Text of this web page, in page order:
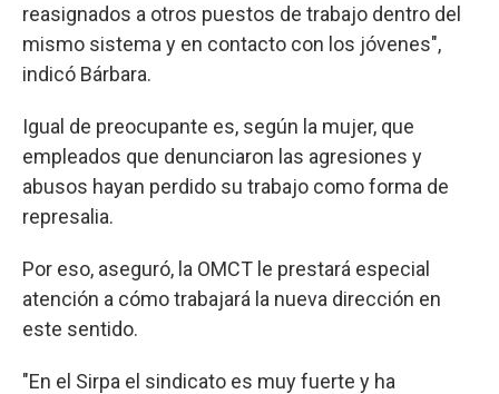
reasignados a otros puestos de trabajo dentro del
mismo sistema y en contacto con los jóvenes",
indicó Bárbara.
Igual de preocupante es, según la mujer, que
empleados que denunciaron las agresiones y
abusos hayan perdido su trabajo como forma de
represalia.
Por eso, aseguró, la OMCT le prestará especial
atención a cómo trabajará la nueva dirección en
este sentido.
"En el Sirpa el sindicato es muy fuerte y ha